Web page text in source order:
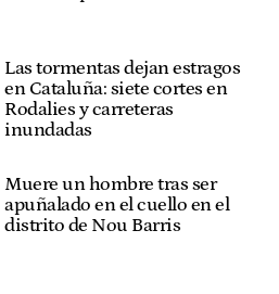
Las tormentas dejan estragos
en Cataluña: siete cortes en
Rodalies y carreteras
inundadas
Muere un hombre tras ser
apuñalado en el cuello en el
distrito de Nou Barris